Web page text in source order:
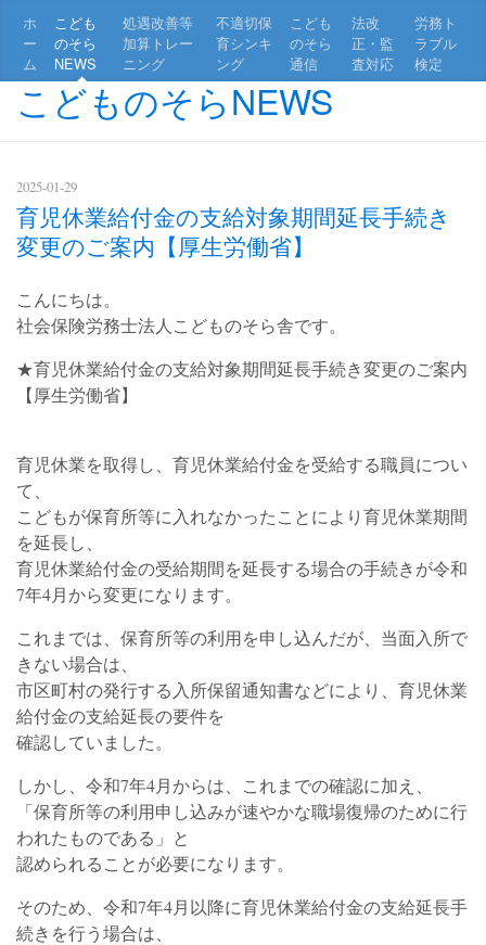
ホ
ー
ム
こども
のそら
NEWS
処遇改善等
加算トレー
ニング
不適切保
育シンキ
ング
こども
のそら
通信
法改
正・監
査対応
労務ト
ラブル
検定
こどものそらNEWS
2025-01-29
育児休業給付金の支給対象期間延長手続き
変更のご案内【厚生労働省】
こんにちは。
社会保険労務士法人こどものそら舎です。
★育児休業給付金の支給対象期間延長手続き変更のご案内
【厚生労働省】
育児休業を取得し、育児休業給付金を受給する職員につい
て、
こどもが保育所等に入れなかったことにより育児休業期間
を延長し、
育児休業給付金の受給期間を延長する場合の手続きが令和
7年4月から変更になります。
これまでは、保育所等の利用を申し込んだが、当面入所で
きない場合は、
市区町村の発行する入所保留通知書などにより、育児休業
給付金の支給延長の要件を
確認していました。
しかし、令和7年4月からは、これまでの確認に加え、
「保育所等の利用申し込みが速やかな職場復帰のために行
われたものである」と
認められることが必要になります。
そのため、令和7年4月以降に育児休業給付金の支給延長手
続きを行う場合は、